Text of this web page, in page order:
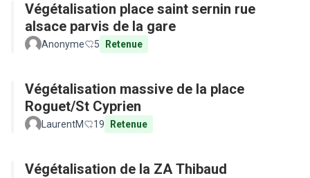
Végétalisation place saint sernin rue
alsace parvis de la gare
Anonyme 5 Retenue
Végétalisation massive de la place
Roguet/St Cyprien
LaurentM 19 Retenue
Végétalisation de la ZA Thibaud